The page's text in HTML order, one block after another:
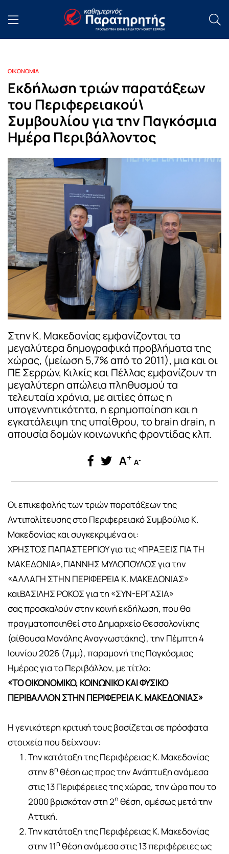
ΟΙΚΟΝΟΜΙΑ
Eκδήλωση τριών παρατάξεων
του Περιφερειακού\
Συμβουλίου για την Παγκόσμια
Ημέρα Περιβάλλοντος
Στην Κ. Μακεδονίας εμφανίζονται τα
μεγαλύτερα δημογραφικά προβλήματα της
χώρας, (μείωση 5,7% από το 2011), μια και οι
ΠΕ Σερρών, Κιλκίς και Πέλλας εμφανίζουν τη
μεγαλύτερη απώλεια πληθυσμού τα
τελευταία χρόνια, με αιτίες όπως η
υπογεννητικότητα, η ερημοποίηση και η
εγκατάλειψη της υπαίθρου, το brain drain, η
απουσία δομών κοινωνικής φροντίδας κλπ.
A+ A-
Οι επικεφαλής των τριών παρατάξεων της
Αντιπολίτευσης στο Περιφερειακό Συμβούλιο Κ.
Μακεδονίας και συγκεκριμένα οι:
ΧΡΗΣΤΟΣ ΠΑΠΑΣΤΕΡΓΙΟΥ για τις «ΠΡΑΞΕΙΣ ΓΙΑ ΤΗ
ΜΑΚΕΔΟΝΙΑ»,ΓΙΑΝΝΗΣ ΜΥΛΟΠΟΥΛΟΣ για την
«ΑΛΛΑΓΗ ΣΤΗΝ ΠΕΡΙΦΕΡΕΙΑ Κ. ΜΑΚΕΔΟΝΙΑΣ»
καιΒΑΣΙΛΗΣ ΡΟΚΟΣ για τη «ΣΥΝ-ΕΡΓΑΣΙΑ»
σας προσκαλούν στην κοινή εκδήλωση, που θα
πραγματοποιηθεί στο Δημαρχείο Θεσσαλονίκης
(αίθουσα Μανόλης Αναγνωστάκης), την Πέμπτη 4
Ιουνίου 2026 (7μμ), παραμονή της Παγκόσμιας
Ημέρας για το Περιβάλλον, με τίτλο:
«ΤΟ ΟΙΚΟΝΟΜΙΚΟ, ΚΟΙΝΩΝΙΚΟ ΚΑΙ ΦΥΣΙΚΟ
ΠΕΡΙΒΑΛΛΟΝ ΣΤΗΝ ΠΕΡΙΦΕΡΕΙΑ Κ. ΜΑΚΕΔΟΝΙΑΣ»
Η γενικότερη κριτική τους βασίζεται σε πρόσφατα
στοιχεία που δείχνουν:
Την κατάταξη της Περιφέρειας Κ. Μακεδονίας
στην 8η θέση ως προς την Ανάπτυξη ανάμεσα
στις 13 Περιφέρειες της χώρας, την ώρα που το
2000 βρισκόταν στη 2η θέση, αμέσως μετά την
Αττική.
Την κατάταξη της Περιφέρειας Κ. Μακεδονίας
στην 11η θέση ανάμεσα στις 13 περιφέρειες ως